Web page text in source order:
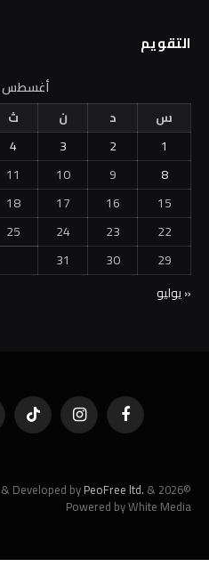
التقويم
أغسطس 2026
س
د ن ث
1
2
3
4
8
9
10
11
15
16
17
18
22
23
24
25
29
30
31
« يوليو
فيسبوك الانستغرامتيكتوك
©2026 BusinessNewsEg. Designed & Developed by
PeoFree ltd. &
Powered by White Media